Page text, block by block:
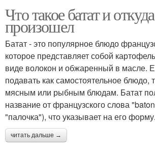
Что такое батат и
произошел
Батат - это популярное блюдо
которое представляет собой
виде волокон и обжаренный в масле.
подавать как самостоятельное блюдо,
мясным или рыбным блюдам. Батат
название от французского слова
"палочка"), что указывает на его форму.
читать дальше →